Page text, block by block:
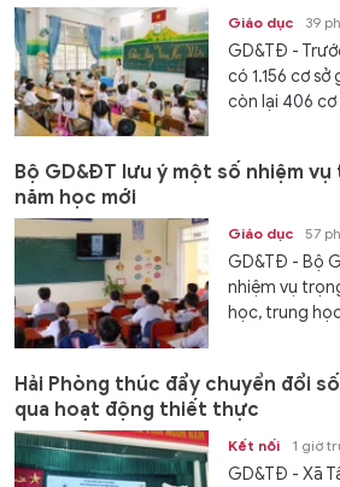
Giáo dục 39
GD&TĐ -
có 1.156 cơ
còn lại 406
Bộ GD&ĐT lưu ý một số nhiệm
năm học mới
Giáo dục 57
GD&TĐ - Bộ
nhiệm vụ
học, trung
Hải Phòng thúc đẩy chuyển đổi
qua hoạt động thiết thực
Kết nối 1 giờ
GD&TĐ - Xã